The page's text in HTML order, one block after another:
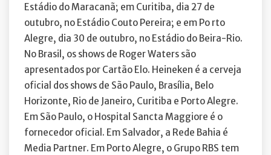
Estádio do Maracanã; em Curitiba, dia 27 de
outubro, no Estádio Couto Pereira; e em Po rto
Alegre, dia 30 de outubro, no Estádio do Beira-Rio.
No Brasil, os shows de Roger Waters são
apresentados por Cartão Elo. Heineken é a cerveja
oficial dos shows de São Paulo, Brasília, Belo
Horizonte, Rio de Janeiro, Curitiba e Porto Alegre.
Em São Paulo, o Hospital Sancta Maggiore é o
fornecedor oficial. Em Salvador, a Rede Bahia é
Media Partner. Em Porto Alegre, o Grupo RBS tem